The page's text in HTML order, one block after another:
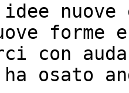
con
ha osato